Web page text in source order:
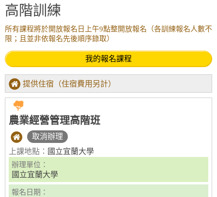
高階訓練
所有課程將於開放報名日上午9點整開放報名（各訓練報名人數不
限；且並非依報名先後順序錄取）
我的報名課程
提供住宿（住宿費用另計）
農業經營管理高階班
取消辦理
上課地點： 國立宜蘭大學
辦理單位：
國立宜蘭大學
報名日期：